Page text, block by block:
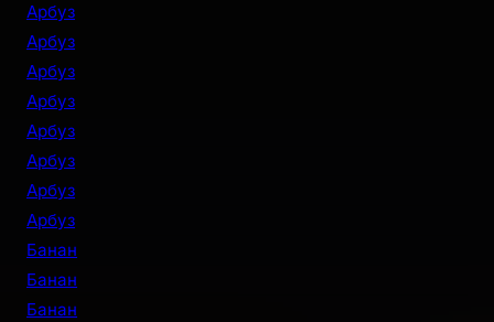
Арбуз
Арбуз
Арбуз
Арбуз
Арбуз
Арбуз
Арбуз
Арбуз
Банан
Банан
Банан